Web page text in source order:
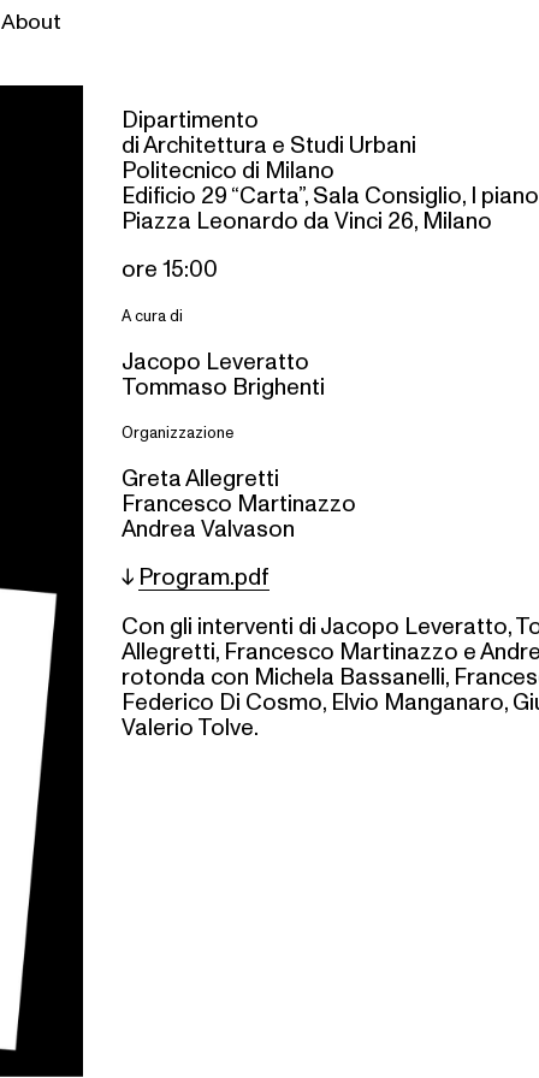
About
Dipartimento
di Architettura e Studi Urbani
Politecnico di Milano
Edificio 29 “Carta”, Sala Consiglio, I piano
Piazza Leonardo da Vinci 26, Milano
ore 15:00
A cura di
Jacopo Leveratto
Tommaso Brighenti
Organizzazione
Greta Allegretti
Francesco Martinazzo
Andrea Valvason
↓ Program.pdf
Con gli interventi di Jacopo Leveratto,
Allegretti, Francesco Martinazzo e
rotonda con Michela Bassanelli,
Federico Di Cosmo, Elvio Manganaro,
Valerio Tolve.